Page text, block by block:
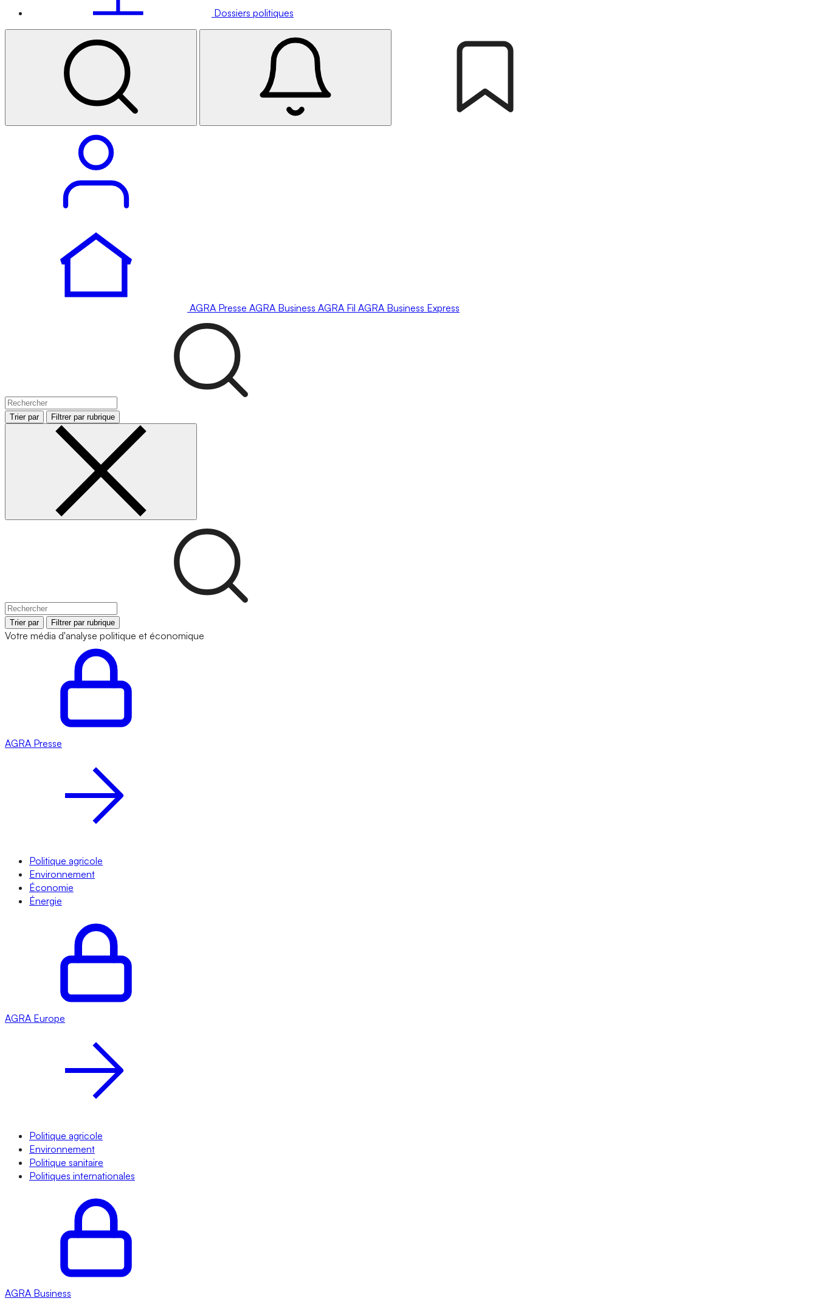
Dossiers politiques
AGRA Presse AGRA Business AGRA Fil AGRA Business Express
Trier par Filtrer par rubrique
Trier par Filtrer par rubrique
Votre média d'analyse politique et économique
AGRA Presse
Politique agricole
Environnement
Économie
Énergie
AGRA Europe
Politique agricole
Environnement
Politique sanitaire
Politiques internationales
AGRA Business